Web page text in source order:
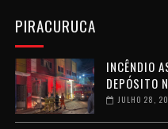
PIRACURUCA
INCÊNDIO
DEPÓSITO
JULHO 28,